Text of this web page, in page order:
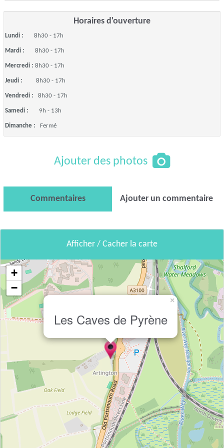
Horaires d'ouverture
Lundi : 8h30 - 17h
Mardi : 8h30 - 17h
Mercredi : 8h30 - 17h
Jeudi : 8h30 - 17h
Vendredi : 8h30 - 17h
Samedi : 9h - 13h
Dimanche : Fermé
Ajouter des photos
Commentaires Ajouter un commentaire
Afficher / Cacher la carte
Les Caves de Pyrène
×
+
−